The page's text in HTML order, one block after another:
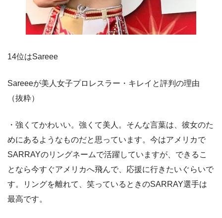
14位はSareee
Sareeeが美人女子プロレスラー・キレイと評判の理由
（抜粋）
・強くてかわいい。強くて美人。そんな言葉は、彼女のた
めにあるようなものだと思っています。今はアメリカで
SARRAYのリングネームで活躍していますが、できるこ
となら今すぐアメリカへ飛んで、応援に行きたいぐらいで
す。リングを離れて、笑っているときのSARRAY選手は
最高です。